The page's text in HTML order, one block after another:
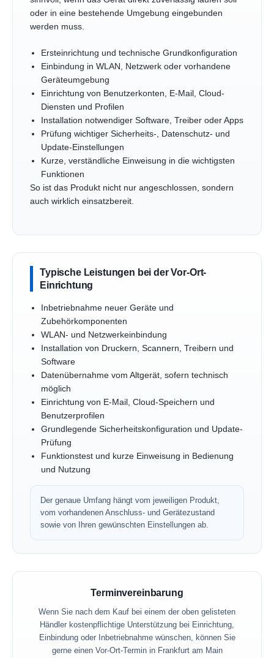
oder in eine bestehende Umgebung eingebunden
werden muss.
Ersteinrichtung und technische Grundkonfiguration
Einbindung in WLAN, Netzwerk oder vorhandene
Geräteumgebung
Einrichtung von Benutzerkonten, E-Mail, Cloud-
Diensten und Profilen
Installation notwendiger Software, Treiber oder Apps
Prüfung wichtiger Sicherheits-, Datenschutz- und
Update-Einstellungen
Kurze, verständliche Einweisung in die wichtigsten
Funktionen
So ist das Produkt nicht nur angeschlossen, sondern
auch wirklich einsatzbereit.
Typische Leistungen bei der Vor-Ort-
Einrichtung
Inbetriebnahme neuer Geräte und
Zubehörkomponenten
WLAN- und Netzwerkeinbindung
Installation von Druckern, Scannern, Treibern und
Software
Datenübernahme vom Altgerät, sofern technisch
möglich
Einrichtung von E-Mail, Cloud-Speichern und
Benutzerprofilen
Grundlegende Sicherheitskonfiguration und Update-
Prüfung
Funktionstest und kurze Einweisung in Bedienung
und Nutzung
Der genaue Umfang hängt vom jeweiligen Produkt,
vom vorhandenen Anschluss- und Gerätezustand
sowie von Ihren gewünschten Einstellungen ab.
Terminvereinbarung
Wenn Sie nach dem Kauf bei einem der oben gelisteten
Händler kostenpflichtige Unterstützung bei Einrichtung,
Einbindung oder Inbetriebnahme wünschen, können Sie
gerne einen Vor-Ort-Termin in Frankfurt am Main